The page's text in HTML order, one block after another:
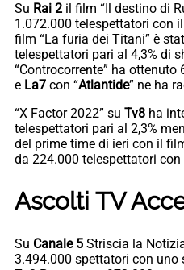
Su Rai 2 il film “Il destino di
1.072.000 telespettatori con
film “La furia dei Titani” è
telespettatori pari al 4,3% di
“Controcorrente” ha
e La7 con “Atlantide” ne ha
“X Factor 2022” su Tv8 ha
telespettatori pari al 2,3%
del prime time di ieri con il
da 224.000 telespettatori con
Ascolti TV
Su Canale 5 Striscia la
3.494.000 spettatori con uno